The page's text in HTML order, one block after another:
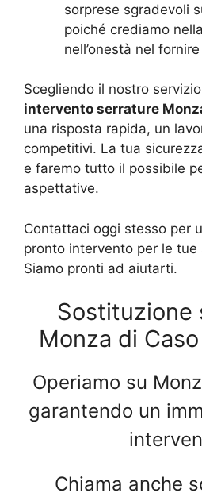
sorprese sgradevoli
poiché crediamo
nell’onestà nel
Scegliendo il nostro
intervento serrature
una risposta rapida, un
competitivi. La tua
e faremo tutto il possibile
aspettative.
Contattaci oggi stesso per
pronto intervento per le tue
Siamo pronti ad aiutarti.
Sostituzione
Monza di
Operiamo su
garantendo un
Chiama anche